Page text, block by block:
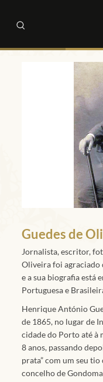
Guedes de
Jornalista, escritor,
Oliveira foi agraciado
e a sua biografia está
Portuguesa e
Henrique António
de 1865, no lugar de
cidade do Porto até à
8 anos, passando
prata” com um seu
concelho de